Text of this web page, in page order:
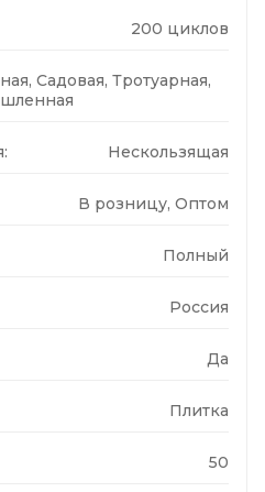
200 циклов
Садовая, Тротуарная,
Нескользящая
В розницу, Оптом
Полный
Россия
Да
Плитка
50